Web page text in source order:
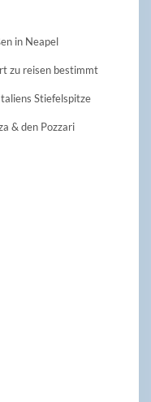
in Neapel
zu reisen bestimmt
Stiefelspitze
& den Pozzari